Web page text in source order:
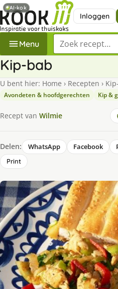
Inloggen
Menu Zoek een recept
Kip-bab
U bent hier: Home › Recepten ›
Avondeten & hoofdgerechten Kip &
Recept van Wilmie
Delen: WhatsApp Facebook
Print
AI-kok